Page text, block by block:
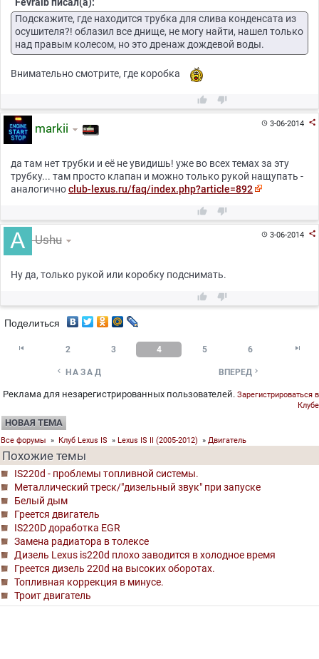
Подскажите, где находится трубка для слива конденсата из
осушителя?! облазил все днище, не могу найти, нашел только
над правым колесом, но это дренаж дождевой воды.
Внимательно смотрите, где коробка
 
3-06-2014 
markii
да там нет трубки и её не увидишь! уже во всех темах за эту
трубку... там просто клапан и можно только рукой нащупать -
аналогичноclub-lexus.ru/faq/index.php?article=892
 
3-06-2014 
Ushu
Ну да, только рукой или коробку подснимать.
 
Поделиться
 2 3 4 5 6 
 НАЗАД ВПЕРЕД 
Реклама для незарегистрированных пользователей. Зарегистрироваться в
Клубе
НОВАЯ ТЕМА
Все форумы » Клуб Lexus IS » Lexus IS II (2005-2012) » Двигатель
Похожие темы
IS220d - проблемы топливной системы.
Металлический треск/"дизельный звук" при запуске
Белый дым
Греется двигатель
IS220D доработка EGR
Замена радиатора в толексе
Дизель Lexus is220d плохо заводится в холодное время
Греется дизель 220d на высоких оборотах.
Топливная коррекция в минусе.
Троит двигатель